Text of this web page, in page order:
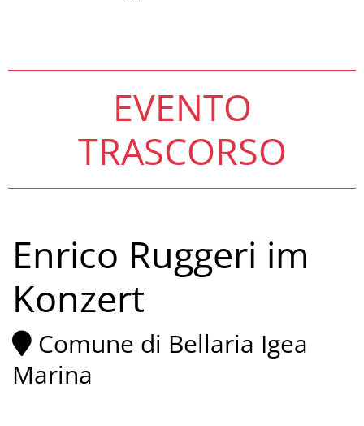
EVENTO
TRASCORSO
Enrico Ruggeri im
Konzert
Comune di Bellaria Igea
Marina